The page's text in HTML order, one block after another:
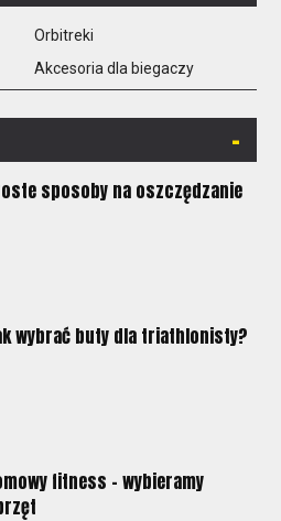
Orbitreki
Akcesoria dla biegaczy
-
sposoby na oszczędzanie
wybrać buty dla triathlonisty?
fitness – wybieramy